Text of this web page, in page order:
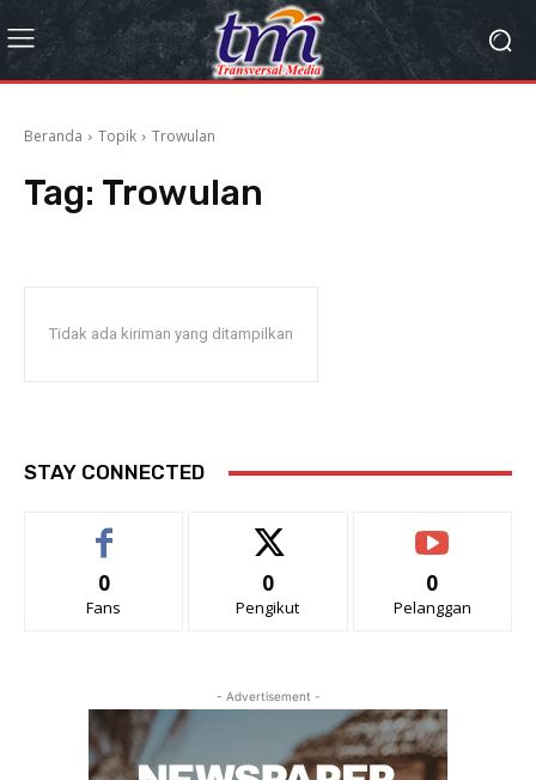
Beranda Topik Trowulan
Tag: Trowulan
Tidak ada kiriman yang ditampilkan
STAY CONNECTED
0
Fans
0
Pengikut
0
Pelanggan
- Advertisement -